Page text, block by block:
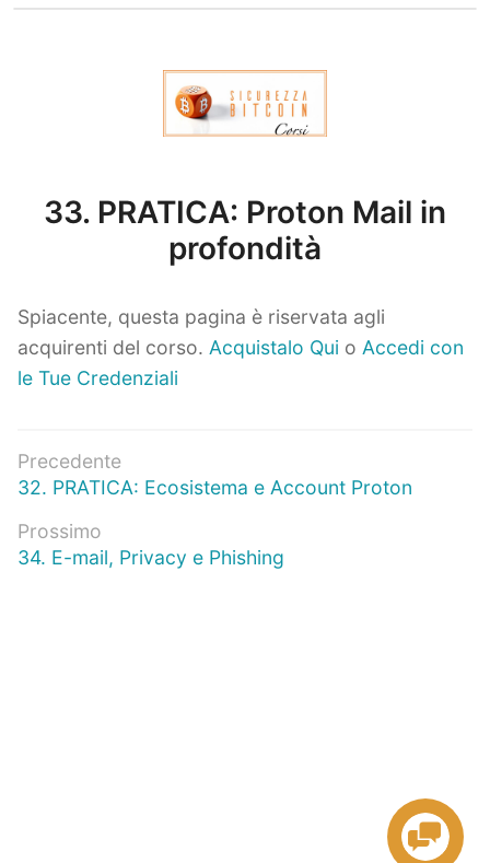
33. PRATICA: Proton Mail in
profondità
Spiacente, questa pagina è riservata agli
acquirenti del corso. Acquistalo Qui o Accedi con
le Tue Credenziali
Navigazione
articoli
Precedente
Articolo
32. PRATICA: Ecosistema e Account Proton
Prossimo
Prossimo
34. E-mail, Privacy e Phishing